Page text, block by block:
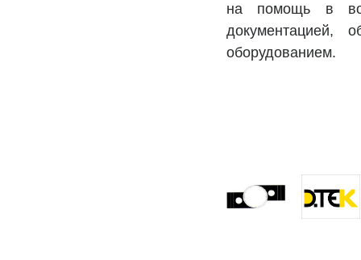
на помощь в
оборудованием.